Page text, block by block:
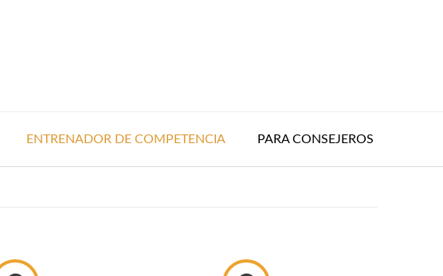
ENTRENADOR DE COMPETENCIA PARA CONSEJEROS